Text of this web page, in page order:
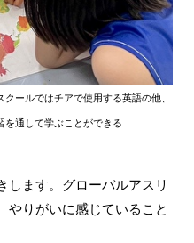
ールではチアで使用する英語の他、
を通して学ぶことができる
します。グローバルアスリ
やりがいに感じていること